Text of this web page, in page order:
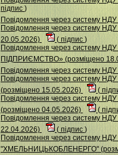
підпис )
Повідомлення через систему
Повідомлення через систему
20.05.2026)
( підпис )
Повідомлення через систему
ПІДПРИЄМСТВО» (розміщено
Повідомлення через систему
Повідомлення через систему
(розміщено 15.05.2026)
(
Повідомлення через систему НДУ
(розміщено 04.05.2026)
(
Повідомлення через систему
22.04.2026)
( підпис )
Повідомлення через систему НДУ
"ХМЕЛЬНИЦЬКОБЛЕНЕРГО"